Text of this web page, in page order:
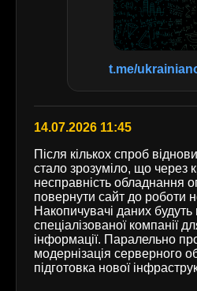
t.me/
14.07.2026 11:45
Після кількох спроб
стало зрозуміло, що через
несправність обладнання
повернути сайт до роботи
Накопичувачі даних будуть
спеціалізованої компанії
інформації. Паралельно
модернізація серверного
підготовка нової